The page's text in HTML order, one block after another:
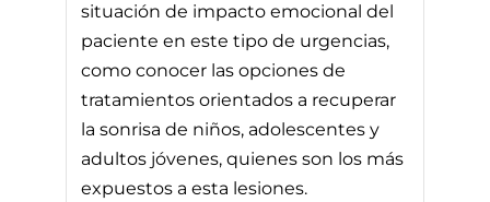
situación de impacto emocional del
paciente en este tipo de urgencias,
como conocer las opciones de
tratamientos orientados a recuperar
la sonrisa de niños, adolescentes y
adultos jóvenes, quienes son los más
expuestos a esta lesiones.